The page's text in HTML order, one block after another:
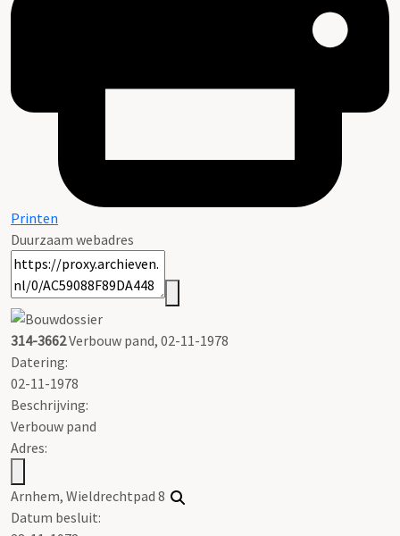
Printen
Duurzaam webadres
314-3662Verbouw pand, 02-11-1978
Datering:
02-11-1978
Beschrijving:
Verbouw pand
Adres:
Arnhem, Wieldrechtpad 8
Datum besluit: